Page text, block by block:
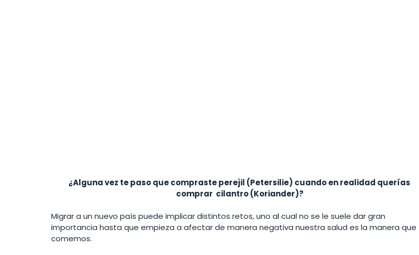
¿Alguna vez te paso que compraste perejil (Petersilie) cuando en realidad querías
comprar  cilantro (Koriander)?
Migrar a un nuevo país puede implicar distintos retos, uno al cual no se le suele dar gran
importancia hasta que empieza a afectar de manera negativa nuestra salud es la manera que
comemos.